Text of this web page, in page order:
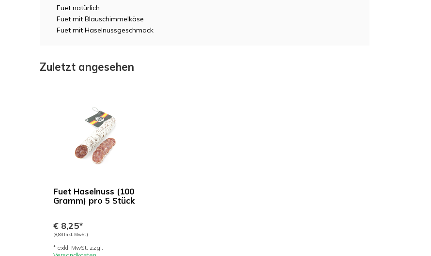
Fuet natürlich
Fuet mit Blauschimmelkäse
Fuet mit Haselnussgeschmack
Zuletzt angesehen
Fuet Haselnuss (100
Gramm) pro 5 Stück
€ 8,25*
(8,83 Inkl. MwSt.)
* exkl. MwSt. zzgl.